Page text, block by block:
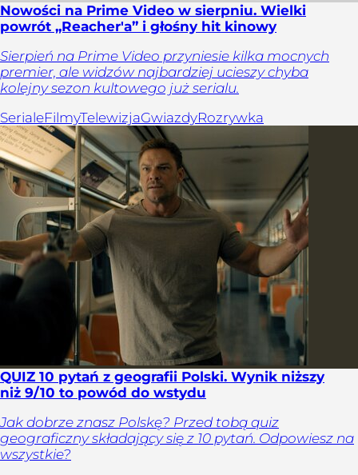
Nowości na Prime Video w sierpniu. Wielki
powrót „Reacher'a” i głośny hit kinowy
Sierpień na Prime Video przyniesie kilka mocnych
premier, ale widzów najbardziej ucieszy chyba
kolejny sezon kultowego już serialu.
SerialeFilmyTelewizjaGwiazdyRozrywka
QUIZ 10 pytań z geografii Polski. Wynik niższy
niż 9/10 to powód do wstydu
Jak dobrze znasz Polskę? Przed tobą quiz
geograficzny składający się z 10 pytań. Odpowiesz na
wszystkie?